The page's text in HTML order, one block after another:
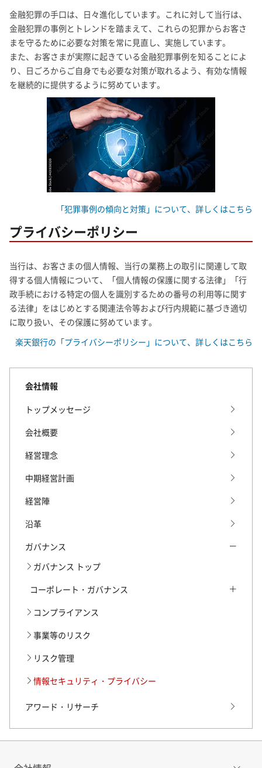
金融犯罪の手口は、日々進化しています。これに対して当行は、
金融犯罪の事例とトレンドを踏まえて、これらの犯罪からお客さ
まを守るために必要な対策を常に見直し、実施しています。
また、お客さまが実際に起きている金融犯罪事例を知ることによ
り、日ごろからご自身でも必要な対策が取れるよう、有効な情報
を継続的に提供するように努めています。
「犯罪事例の傾向と対策」について、詳しくはこちら
プライバシーポリシー
当行は、お客さまの個人情報、当行の業務上の取引に関連して取
得する個人情報について、「個人情報の保護に関する法律」「行
政手続における特定の個人を識別するための番号の利用等に関す
る法律」をはじめとする関連法令等および行内規範に基づき適切
に取り扱い、その保護に努めています。
楽天銀行の「プライバシーポリシー」について、詳しくはこちら
会社情報
トップメッセージ
会社概要
経営理念
中期経営計画
経営陣
沿革
ガバナンス
ガバナンス トップ
コーポレート・ガバナンス
コーポレート・ガバナンス トップ
株主との対話の実施状況等について
コンプライアンス
事業等のリスク
リスク管理
情報セキュリティ・プライバシー
アワード・リサーチ